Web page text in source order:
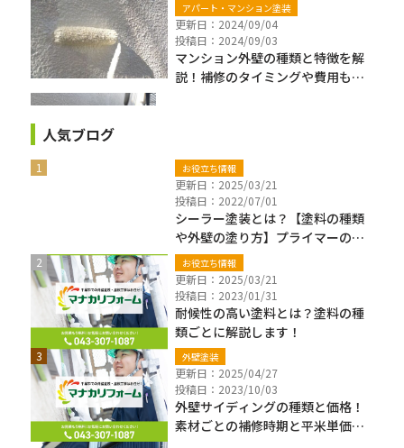
アパート・マンション塗装
更新日：2024/09/04
投稿日：2024/09/03
マンション外壁の種類と特徴を解
説！補修のタイミングや費用も紹
人気ブログ
お役立ち情報
更新日：2025/03/21
投稿日：2022/07/01
シーラー塗装とは？【塗料の種類
や外壁の塗り方】プライマーの違
いも解説
お役立ち情報
更新日：2025/03/21
投稿日：2023/01/31
耐候性の高い塗料とは？塗料の種
類ごとに解説します！
外壁塗装
更新日：2025/04/27
投稿日：2023/10/03
外壁サイディングの種類と価格！
素材ごとの補修時期と平米単価も